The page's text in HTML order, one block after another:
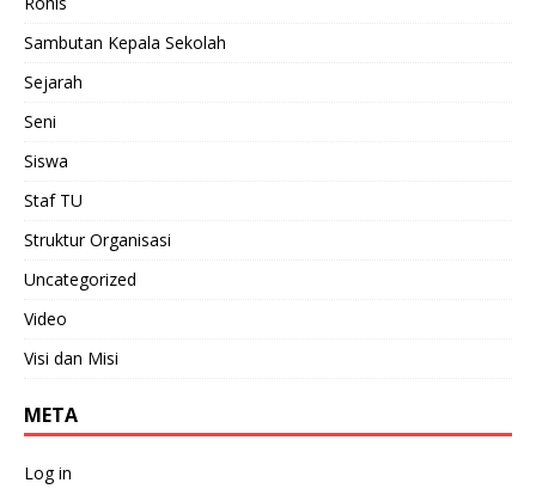
Sambutan Kepala Sekolah
Sejarah
Seni
Siswa
Staf TU
Struktur Organisasi
Uncategorized
Video
Visi dan Misi
META
Log in